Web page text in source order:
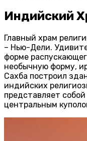
Индийский
Главный храм
– Нью-Дели.
форме
необычную форму,
Сахба построил
индийских
представляет
центральным